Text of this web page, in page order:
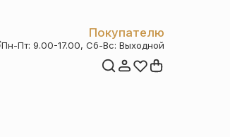
Покупателю
Пн-Пт: 9.00-17.00, Сб-Вс: Выходной